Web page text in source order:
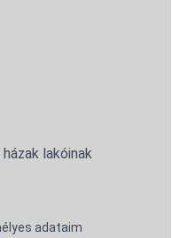
lakóinak
adataim